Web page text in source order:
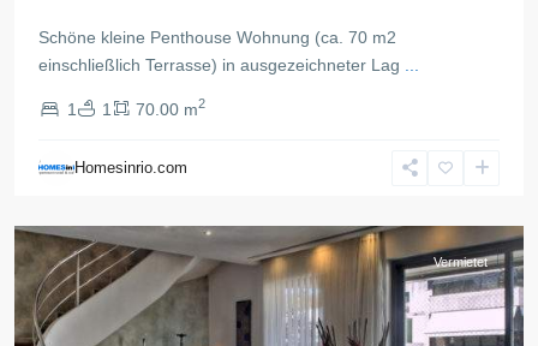
Schöne kleine Penthouse Wohnung (ca. 70 m2
einschließlich Terrasse) in ausgezeichneter Lag
1 1 70.00 m2
Homesinrio.com
Ipanema,
de
Vermietet